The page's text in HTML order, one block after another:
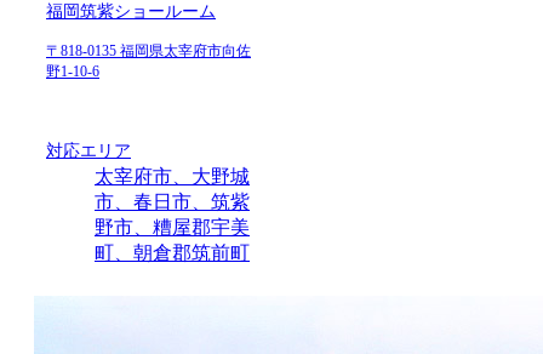
福岡筑紫ショールーム
〒818-0135 福岡県太宰府市向佐
野1-10-6
対応エリア
太宰府市、大野城
市、春日市、筑紫
野市、糟屋郡宇美
町、朝倉郡筑前町